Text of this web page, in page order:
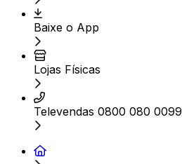
Baixe o App
Lojas Físicas
Televendas 0800 080 0099